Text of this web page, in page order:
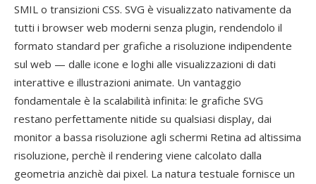
SMIL o transizioni CSS. SVG è visualizzato nativamente da
tutti i browser web moderni senza plugin, rendendolo il
formato standard per grafiche a risoluzione indipendente
sul web — dalle icone e loghi alle visualizzazioni di dati
interattive e illustrazioni animate. Un vantaggio
fondamentale è la scalabilità infinita: le grafiche SVG
restano perfettamente nitide su qualsiasi display, dai
monitor a bassa risoluzione agli schermi Retina ad altissima
risoluzione, perchè il rendering viene calcolato dalla
geometria anzichè dai pixel. La natura testuale fornisce un